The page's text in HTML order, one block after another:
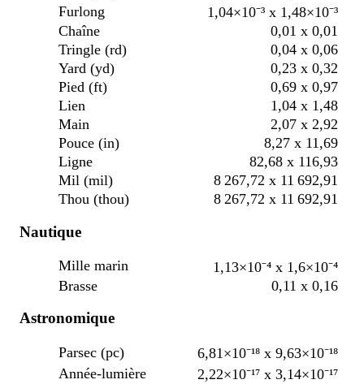
Furlong
1,04×10⁻³ x 1,48×10⁻³
Chaîne
0,01 x 0,01
Tringle (rd)
0,04 x 0,06
Yard (yd)
0,23 x 0,32
Pied (ft)
0,69 x 0,97
Lien
1,04 x 1,48
Main
2,07 x 2,92
Pouce (in)
8,27 x 11,69
Ligne
82,68 x 116,93
Mil (mil)
8 267,72 x 11 692,91
Thou (thou)
8 267,72 x 11 692,91
Nautique
Mille marin
1,13×10⁻⁴ x 1,6×10⁻⁴
Brasse
0,11 x 0,16
Astronomique
Parsec (pc)
6,81×10⁻¹⁸ x 9,63×10⁻¹⁸
Année-lumière
2,22×10⁻¹⁷ x 3,14×10⁻¹⁷